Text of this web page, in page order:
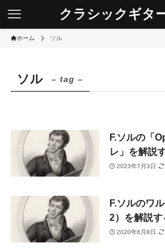
クラシックギタ
ホーム ソル
ソル – tag –
F.ソルの「
レ」を解説す
2023年7月3日
F.ソルのワ
2）を解説す
2020年6月8日